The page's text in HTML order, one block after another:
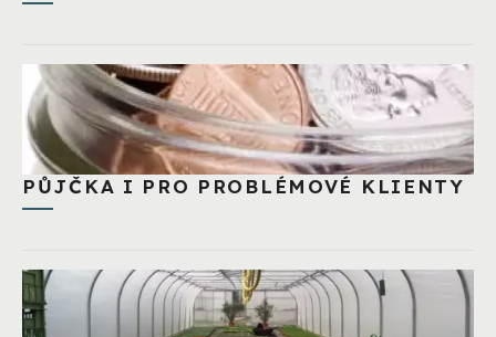
PŮJČKA I PRO PROBLÉMOVÉ KLIENTY